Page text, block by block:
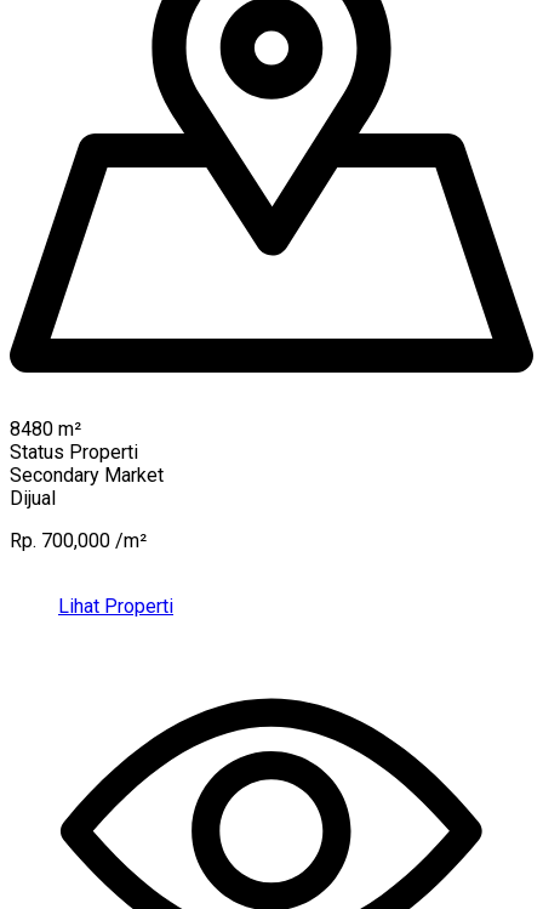
8480 m²
Status Properti
Secondary Market
Dijual
Rp. 700,000 /m²
Lihat Properti